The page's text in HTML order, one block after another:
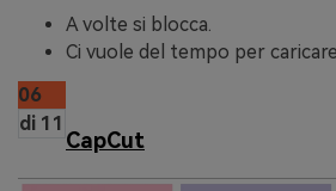
A volte si blocca.
Ci vuole del tempo per
06
di 11
CapCut